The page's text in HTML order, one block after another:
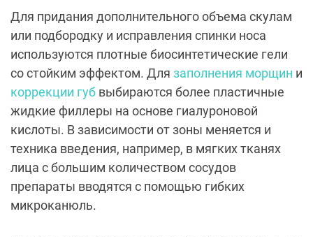
Для придания дополнительного объема скулам
или подбородку и исправления спинки носа
используются плотные биосинтетические гели
со стойким эффектом. Для заполнения морщин и
коррекции губ выбираются более пластичные
жидкие филлеры на основе гиалуроновой
кислоты. В зависимости от зоны меняется и
техника введения, например, в мягких тканях
лица с большим количеством сосудов
препараты вводятся с помощью гибких
микроканюль.